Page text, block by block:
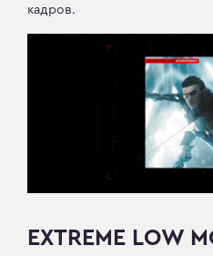
кадров.
EXTREME LOW